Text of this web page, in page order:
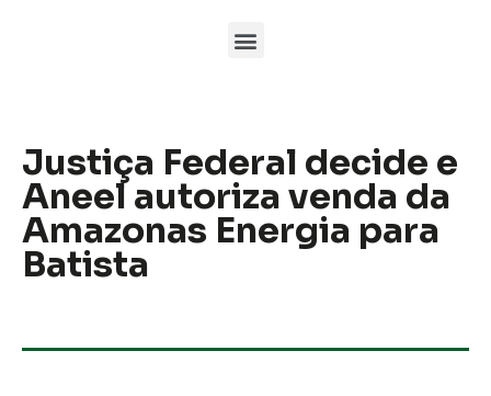
Justiça Federal decide e
Aneel autoriza venda da
Amazonas Energia para
Batista